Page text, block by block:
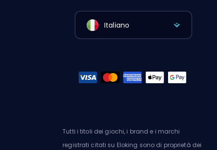
Italiano
Tutti i titoli dei giochi, i brand e i marchi
registrati citati su Eloking sono di proprietà dei